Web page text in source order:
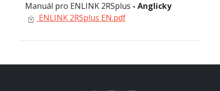
Manuál pro ENLINK 2RSplus - Anglicky
ENLINK 2RSplus EN.pdf